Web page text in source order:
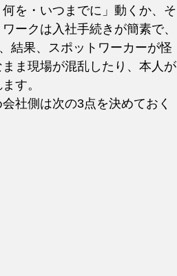
を・いつまでに」動くか、そ
ークは入社手続きが簡素で、
結果、スポットワーカーが怪
ま現場が混乱したり、本人が
す。
社側は次の3点を決めておく